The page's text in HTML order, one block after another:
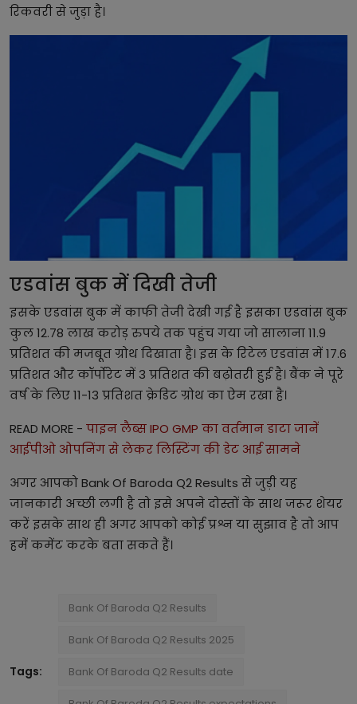
रिकवरी से जुड़ा है।
एडवांस बुक में दिखी तेजी
इसके एडवांस बुक में काफी तेजी देखी गई है इसका एडवांस बुक
कुल 12.78 लाख करोड़ रुपये तक पहुंच गया जो सालाना 11.9
प्रतिशत की मजबूत ग्रोथ दिखाता है। इस के रिटेल एडवांस में 17.6
प्रतिशत और कॉर्पोरेट में 3 प्रतिशत की बढ़ोतरी हुई है। बैंक ने पूरे
वर्ष के लिए 11-13 प्रतिशत क्रेडिट ग्रोथ का ऐम रखा है।
READ MORE - पाइन लैब्स IPO GMP का वर्तमान डाटा जानें
आईपीओ ओपनिंग से लेकर लिस्टिंग की डेट आई सामने
अगर आपको Bank Of Baroda Q2 Results से जुड़ी यह
जानकारी अच्छी लगी है तो इसे अपने दोस्तों के साथ जरूर शेयर
करें इसके साथ ही अगर आपको कोई प्रश्न या सुझाव है तो आप
हमें कमेंट करके बता सकते हैं।
Tags:
Bank Of Baroda Q2 Results
Bank Of Baroda Q2 Results 2025
Bank Of Baroda Q2 Results date